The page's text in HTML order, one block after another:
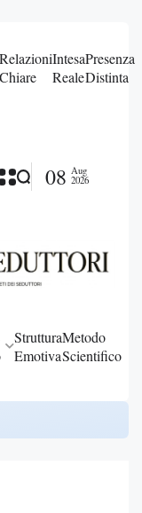
Relazioni
Chiare
Intesa
Reale
Presenza
Distinta
08 Aug
2026
Struttura
Emotiva
Metodo
Scientifico